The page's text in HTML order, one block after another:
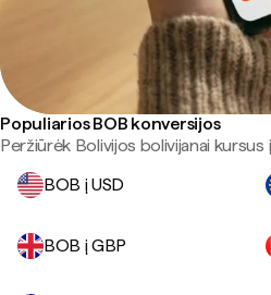
Populiarios BOB konversijos
Peržiūrėk Bolivijos bolivijanai
BOB į USD
BOB į GBP